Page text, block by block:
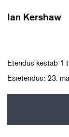
Ian Kershaw
Etendus kestab 1
Esietendus: 23.